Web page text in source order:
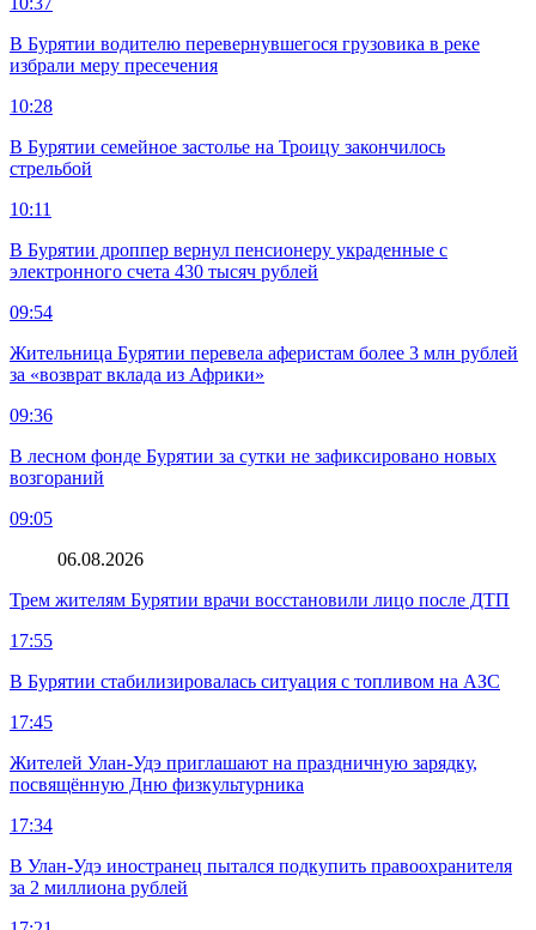
В Бурятии водителю перевернувшегося грузовика в реке
избрали меру пресечения
10:28
В Бурятии семейное застолье на Троицу закончилось
стрельбой
10:11
В Бурятии дроппер вернул пенсионеру украденные с
электронного счета 430 тысяч рублей
09:54
Жительница Бурятии перевела аферистам более 3 млн рублей
за «возврат вклада из Африки»
09:36
В лесном фонде Бурятии за сутки не зафиксировано новых
возгораний
09:05
06.08.2026
Трем жителям Бурятии врачи восстановили лицо после ДТП
17:55
В Бурятии стабилизировалась ситуация с топливом на АЗС
17:45
Жителей Улан-Удэ приглашают на праздничную зарядку,
посвящённую Дню физкультурника
17:34
В Улан-Удэ иностранец пытался подкупить правоохранителя
за 2 миллиона рублей